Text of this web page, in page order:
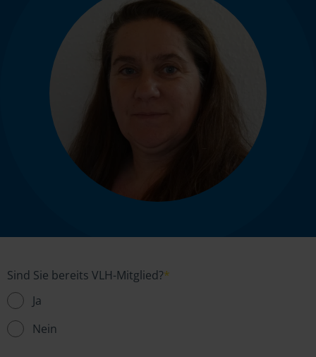
Sind Sie bereits VLH-Mitglied?*
Ja
Nein